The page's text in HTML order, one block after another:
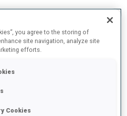
SUR LA SAISON
you agree to the storing of
site navigation, analyze site
efforts.
Cookies